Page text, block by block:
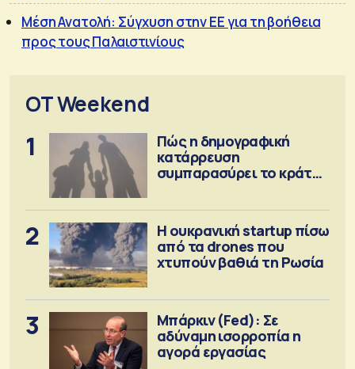
Μέση Ανατολή: Σύγχυση στην ΕΕ για τη βοήθεια
προς τους Παλαιστινίους
OT Weekend
1
Πώς η δημογραφική
κατάρρευση
συμπαρασύρει το κράτος
2
Η ουκρανική startup πίσω
από τα drones που
χτυπούν βαθιά τη Ρωσία
3
Μπάρκιν (Fed): Σε
αδύναμη ισορροπία η
αγορά εργασίας